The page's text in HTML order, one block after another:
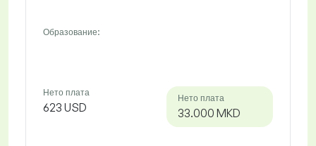
Образование:
Нето плата
623 USD
Нето плата
33.000 MKD